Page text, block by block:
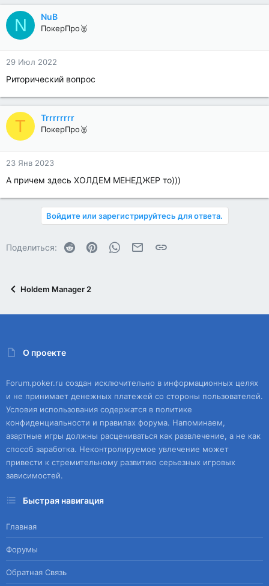
N NuB
ПокерПро🥈
29 Июл 2022
Риторический вопрос
T Trrrrrrrr
ПокерПро🥈
23 Янв 2023
А причем здесь ХОЛДЕМ МЕНЕДЖЕР то)))
Войдите или зарегистрируйтесь для ответа.
Поделиться: Reddit PinterestWhatsAppЭлектронная почта
Ссылка
Holdem Manager 2
О проекте
Forum.poker.ru создан исключительно в информационных целях
и не принимает денежных платежей со стороны пользователей.
Условия использования содержатся в политике
конфиденциальности и правилах форума. Напоминаем,
азартные игры должны расцениваться как развлечение, а не как
способ заработка. Неконтролируемое увлечение может
привести к стремительному развитию серьезных игровых
зависимостей.
Быстрая навигация
Главная
Форумы
Обратная Связь